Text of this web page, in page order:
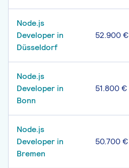
Node.js
Developer in
Düsseldorf
52.900 €
Node.js
Developer in
Bonn
51.800 €
Node.js
Developer in
Bremen
50.700 €